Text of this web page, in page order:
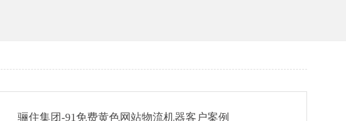
骊住集团-91免费黄色网站物流机器客户案例